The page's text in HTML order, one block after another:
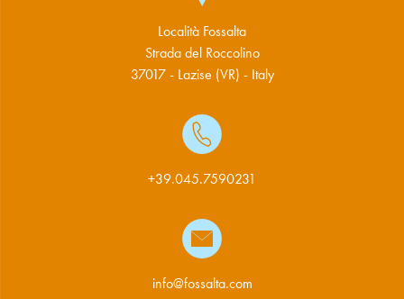
Località Fossalta
Strada del Roccolino
37017 - Lazise (VR) - Italy
+39.045.7590231
info@fossalta.com